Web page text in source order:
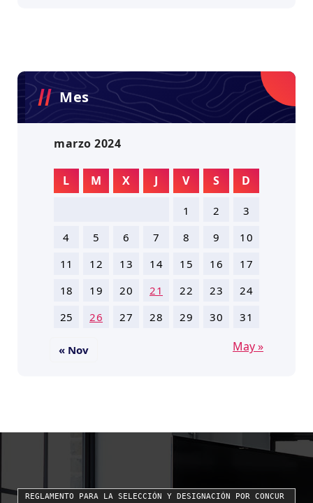
Mes
marzo 2024
L M X J V S D
1 2
3
4
5 6 7 8 9
10
11
12 13 14 15 16
17
18
19 20 21 22 23
24
25
26 27 28 29 30 31
« Nov May »
REGLAMENTO PARA LA SELECCIÓN Y DESIGNACIÓN POR CONCUR